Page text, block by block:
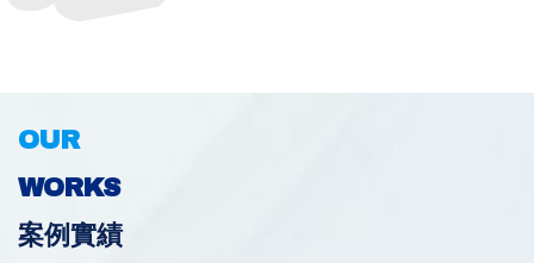
OUR
WORKS
案例實績